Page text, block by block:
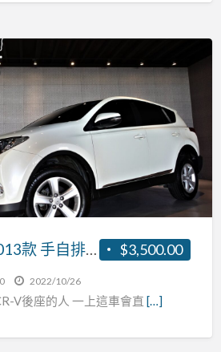
$3,500.00
Toyota RAV4 2013款 手自排 2.0L
2022/10/26
V後座的人 一上這車會直 […]